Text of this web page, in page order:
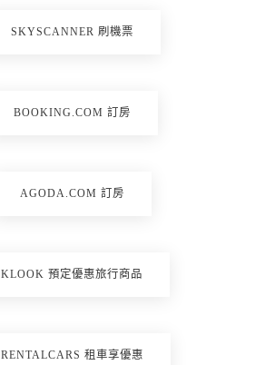
SKYSCANNER 刷機票
BOOKING.COM 訂房
AGODA.COM 訂房
KLOOK 預定優惠旅行商品
RENTALCARS 租車享優惠